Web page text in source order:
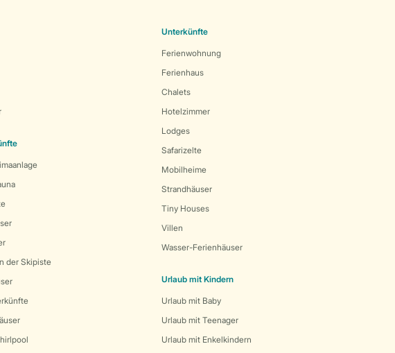
der Skipiste
Unterkünfte
Ferienwohnung
Ferienhaus
Chalets
Hotelzimmer
Lodges
Safarizelte
Mobilheime
Strandhäuser
Tiny Houses
Villen
Wasser-Ferienhäuser
Urlaub mit Kindern
Urlaub mit Baby
Urlaub mit Teenager
Urlaub mit Enkelkindern